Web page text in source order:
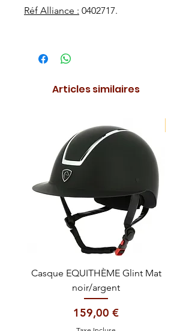
Réf Alliance : 0402717.
Articles similaires
Casque EQUITHÈME Glint Mat
noir/argent
Prix
159,00 €